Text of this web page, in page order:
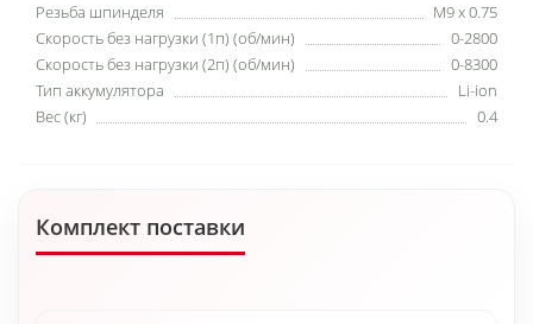
Резьба шпинделя
М9 х 0.75
Скорость без нагрузки (1п) (об/мин)
0-2800
Скорость без нагрузки (2п) (об/мин)
0-8300
Тип аккумулятора
Li-ion
Вес (кг)
0.4
Комплект поставки